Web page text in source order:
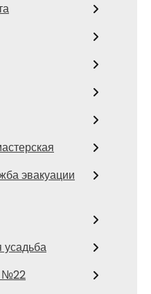
эвакуации
усадьба
№22